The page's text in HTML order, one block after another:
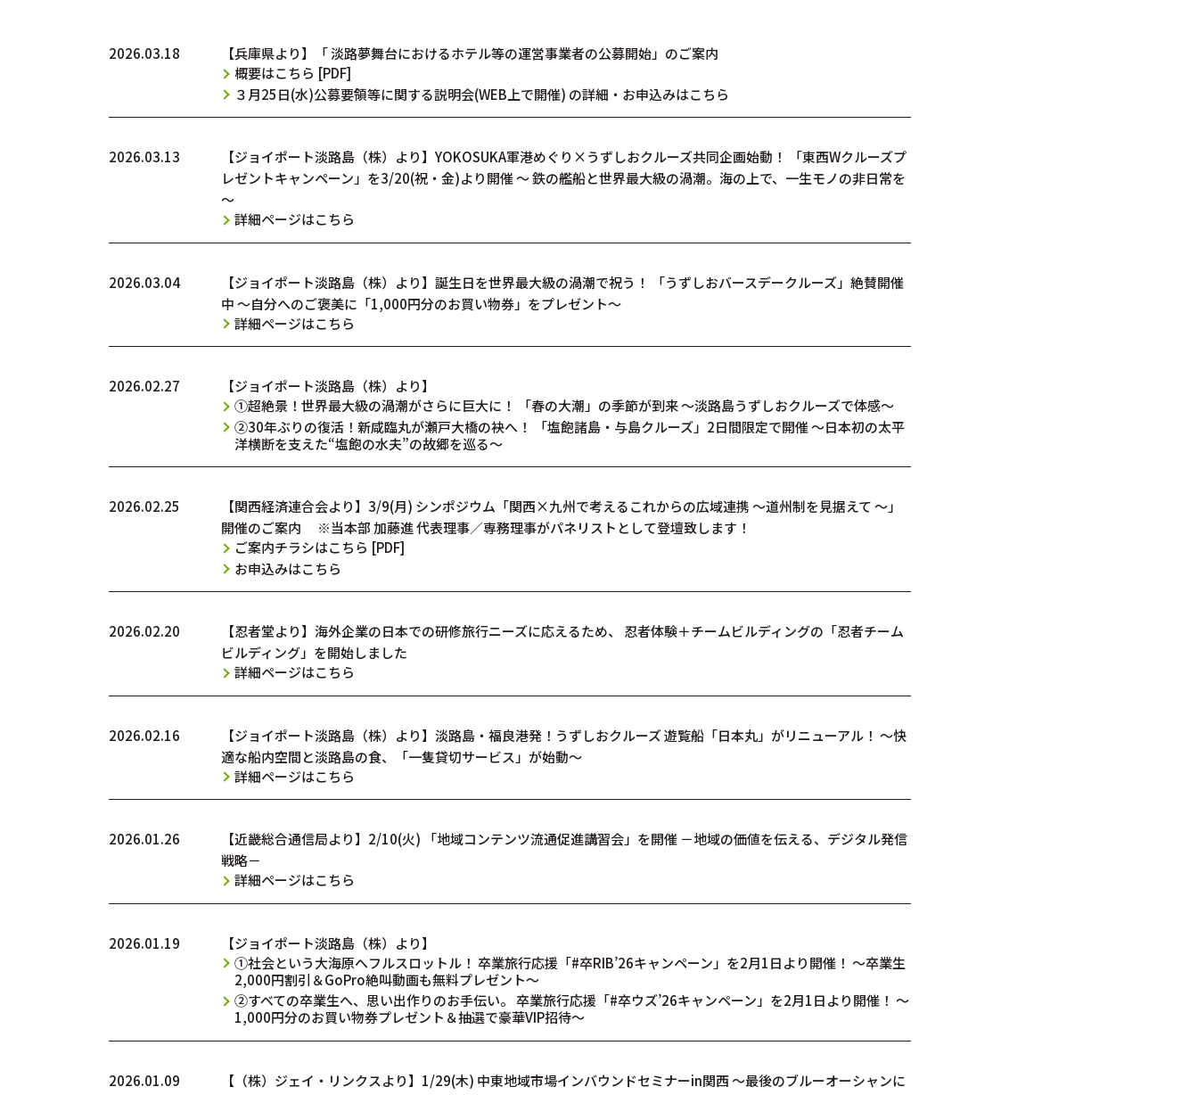
2026.03.18
【兵庫県より】「 淡路夢舞台におけるホテル等の運営事業者の公募開始」のご案内
概要はこちら [PDF]
３月25日(水)公募要領等に関する説明会(WEB上で開催) の詳細・お申込みはこちら
2026.03.13
【ジョイポート淡路島（株）より】YOKOSUKA軍港めぐり×うずしおクルーズ共同企画始動！ 「東西Wクルーズプ
レゼントキャンペーン」を3/20(祝・金)より開催 ～ 鉄の艦船と世界最大級の渦潮。海の上で、一生モノの非日常を
～
詳細ページはこちら
2026.03.04
【ジョイポート淡路島（株）より】誕生日を世界最大級の渦潮で祝う！ 「うずしおバースデークルーズ」絶賛開催
中 ～自分へのご褒美に「1,000円分のお買い物券」をプレゼント～
詳細ページはこちら
2026.02.27
【ジョイポート淡路島（株）より】
①超絶景！世界最大級の渦潮がさらに巨大に！ 「春の大潮」の季節が到来 ～淡路島うずしおクルーズで体感～
②30年ぶりの復活！新咸臨丸が瀬戸大橋の袂へ！ 「塩飽諸島・与島クルーズ」2日間限定で開催 ～日本初の太平
洋横断を支えた“塩飽の水夫”の故郷を巡る～
2026.02.25
【関西経済連合会より】3/9(月) シンポジウム「関西×九州で考えるこれからの広域連携 ～道州制を見据えて ～」
開催のご案内 ※当本部 加藤進 代表理事／専務理事がパネリストとして登壇致します！
ご案内チラシはこちら [PDF]
お申込みはこちら
2026.02.20
【忍者堂より】海外企業の日本での研修旅行ニーズに応えるため、 忍者体験＋チームビルディングの「忍者チーム
ビルディング」を開始しました
詳細ページはこちら
2026.02.16
【ジョイポート淡路島（株）より】淡路島・福良港発！うずしおクルーズ 遊覧船「日本丸」がリニューアル！ ～快
適な船内空間と淡路島の食、「一隻貸切サービス」が始動～
詳細ページはこちら
2026.01.26
【近畿総合通信局より】2/10(火) 「地域コンテンツ流通促進講習会」を開催 －地域の価値を伝える、デジタル発信
戦略－
詳細ページはこちら
2026.01.19
【ジョイポート淡路島（株）より】
①社会という大海原へフルスロットル！ 卒業旅行応援「#卒RIB’26キャンペーン」を2月1日より開催！ ～卒業生
2,000円割引＆GoPro絶叫動画も無料プレゼント～
②すべての卒業生へ、思い出作りのお手伝い。 卒業旅行応援「#卒ウズ’26キャンペーン」を2月1日より開催！ ～
1,000円分のお買い物券プレゼント＆抽選で豪華VIP招待～
2026.01.09
【（株）ジェイ・リンクスより】1/29(木) 中東地域市場インバウンドセミナーin関西 ～最後のブルーオーシャンに